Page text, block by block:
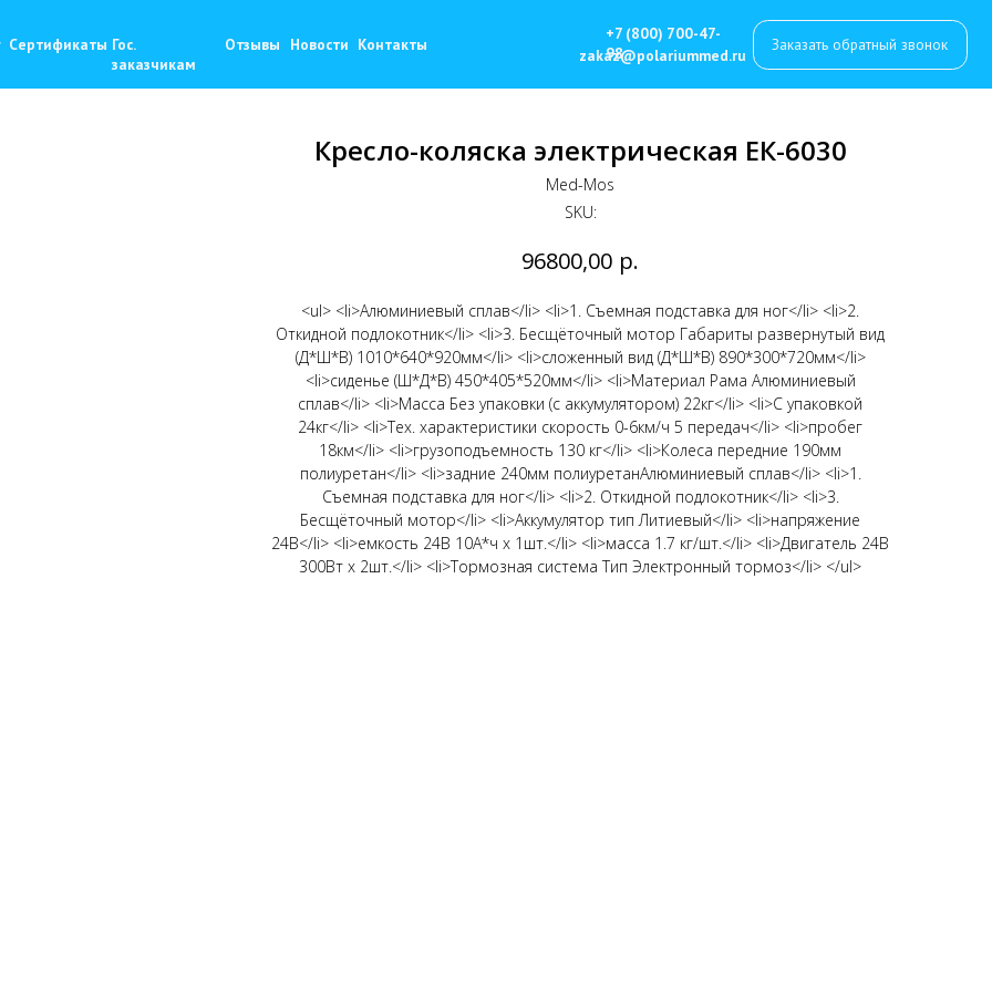
Новости
Гос.
заказчикам
Контакты
zakaz@polariummed.ru
Заказать обратный звонок
Кресло-коляска электрическая ЕК-6030
Med-Mos
SKU:
96800,00 р.
<ul> <li>Алюминиевый сплав</li> <li>1. Съемная подставка для ног</li> <li>2.
Откидной подлокотник</li> <li>3. Бесщёточный мотор Габариты развернутый вид
(Д*Ш*В) 1010*640*920мм</li> <li>сложенный вид (Д*Ш*В) 890*300*720мм</li>
<li>сиденье (Ш*Д*В) 450*405*520мм</li> <li>Материал Рама Алюминиевый
сплав</li> <li>Масса Без упаковки (с аккумулятором) 22кг</li> <li>С упаковкой
24кг</li> <li>Тех. характеристики скорость 0-6км/ч 5 передач</li> <li>пробег
18км</li> <li>грузоподъемность 130 кг</li> <li>Колеса передние 190мм
полиуретан</li> <li>задние 240мм полиуретанАлюминиевый сплав</li> <li>1.
Съемная подставка для ног</li> <li>2. Откидной подлокотник</li> <li>3.
Бесщёточный мотор</li> <li>Аккумулятор тип Литиевый</li> <li>напряжение
24В</li> <li>емкость 24В 10А*ч x 1шт.</li> <li>масса 1.7 кг/шт.</li> <li>Двигатель 24В
300Вт x 2шт.</li> <li>Тормозная система Тип Электронный тормоз</li> </ul>